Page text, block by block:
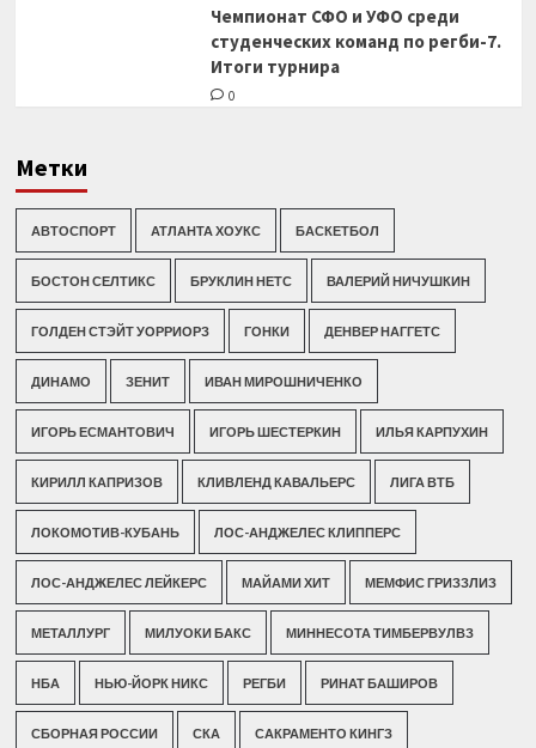
Чемпионат СФО и УФО среди
студенческих команд по регби-7.
Итоги турнира
0
Метки
АВТОСПОРТ АТЛАНТА ХОУКС БАСКЕТБОЛ
БОСТОН СЕЛТИКС БРУКЛИН НЕТС ВАЛЕРИЙ НИЧУШКИН
ГОЛДЕН СТЭЙТ УОРРИОРЗ ГОНКИ ДЕНВЕР НАГГЕТС
ДИНАМО ЗЕНИТ ИВАН МИРОШНИЧЕНКО
ИГОРЬ ЕСМАНТОВИЧ ИГОРЬ ШЕСТЕРКИН ИЛЬЯ КАРПУХИН
КИРИЛЛ КАПРИЗОВ КЛИВЛЕНД КАВАЛЬЕРС ЛИГА ВТБ
ЛОКОМОТИВ-КУБАНЬ ЛОС-АНДЖЕЛЕС КЛИППЕРС
ЛОС-АНДЖЕЛЕС ЛЕЙКЕРС МАЙАМИ ХИТ МЕМФИС ГРИЗЗЛИЗ
МЕТАЛЛУРГ МИЛУОКИ БАКС МИННЕСОТА ТИМБЕРВУЛВЗ
НБА НЬЮ-ЙОРК НИКС РЕГБИ РИНАТ БАШИРОВ
СБОРНАЯ РОССИИ СКА САКРАМЕНТО КИНГЗ